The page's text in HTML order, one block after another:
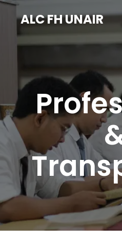
ALC FH UNAIR